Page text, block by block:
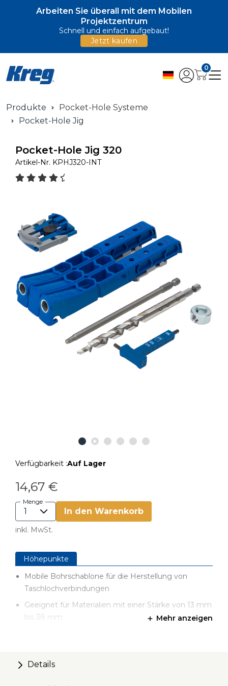
Arbeiten Sie überall mit dem Mobilen
Projektzentrum
Schnell und einfach aufgebaut!
Jetzt kaufen
0
Produkte
Pocket-Hole Systeme
Pocket-Hole Jig
Pocket-Hole Jig 320
Artikel-Nr. KPHJ320-INT
Verfügbarkeit :Auf Lager
14,67 €
Menge
In den Warenkorb
inkl. MwSt.
Höhepunkte
Mobile Bohrschablone für die Herstellung von
Taschlochverbindungen
Geeignet für Materialien mit einer Stärke von 13 mm
bis 38 mm
Mehr anzeigen
Details